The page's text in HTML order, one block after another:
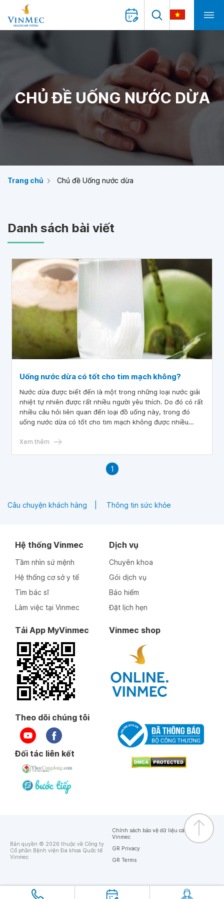
CHỦ ĐỀ UỐNG NƯỚC DỪA
Trang chủ Chủ đề Uống nước dừa
Danh sách bài viết
Uống nước dừa có tốt cho tim mạch không?
Nước dừa được biết đến là một trong những loại nước giải
nhiệt tự nhiên được rất nhiều người yêu thích. Do đó có rất
nhiều câu hỏi liên quan đến loại đồ uống này, trong đó
uống nước dừa có tốt cho tim mạch không được nhiều
Xem thêm
1
Câu chuyện khách hàng Thông tin sức khỏe
Hệ thống Vinmec
Tầm nhìn sứ mệnh
Hệ thống cơ sở y tế
Tìm bác sĩ
Làm việc tại Vinmec
Dịch vụ
Chuyên khoa
Gói dịch vụ
Bảo hiểm
Đặt lịch hẹn
Tải App MyVinmec Vinmec shop
Theo dõi chúng tôi
Đối tác liên kết
Bản quyền © 2026 thuộc về Công ty
Cổ phần Bệnh viện Đa khoa Quốc tế
Vinmec
Chính sách bảo vệ dữ liệu cá nhân của
Vinmec
GR Privacy
GR Terms